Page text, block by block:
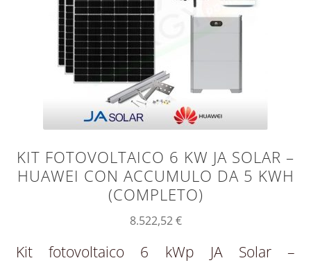
KIT FOTOVOLTAICO 6 KW JA SOLAR –
HUAWEI CON ACCUMULO DA 5 KWH
(COMPLETO)
8.522,52€
Kit fotovoltaico 6 kWp JA Solar –